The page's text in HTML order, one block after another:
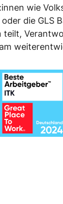
wie
die GLS
teilt,